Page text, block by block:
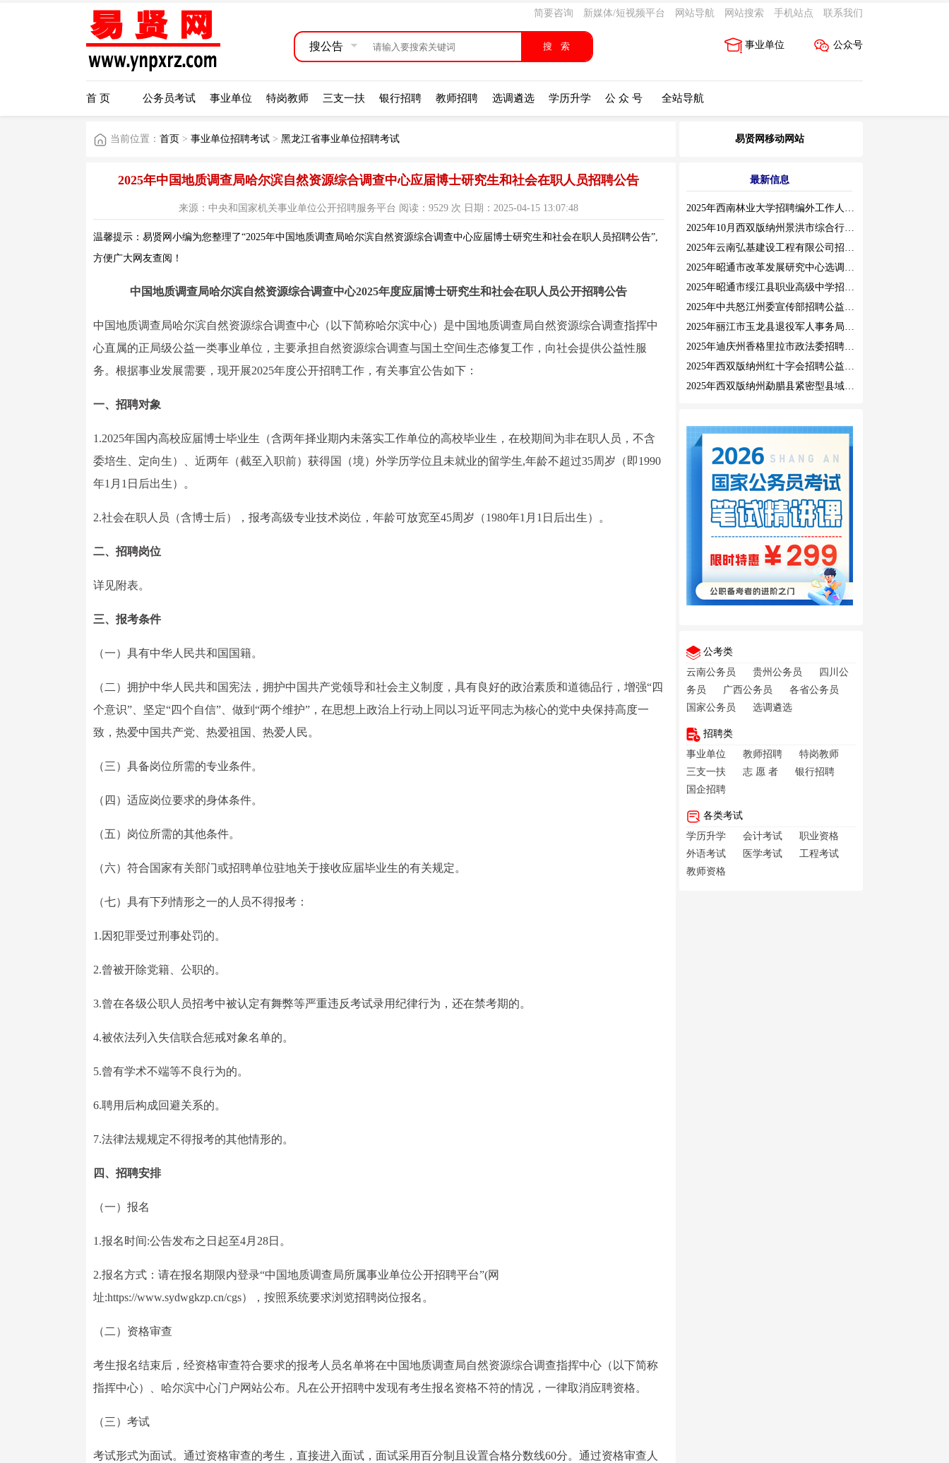
简要咨询 新媒体/短视频平台 网站导航 网站搜索 手机站点 联系我们
搜公告 公众号
事业单位
首 页 公务员考试 事业单位 特岗教师 三支一扶 银行招聘 教师招聘 选调遴选 学历升学 公 众 号 全站导航
当前位置： 首页 > 事业单位招聘考试 > 黑龙江省事业单位招聘考试
2025年中国地质调查局哈尔滨自然资源综合调查中心应届博士研究生和社会在职人员招聘公告
来源：中央和国家机关事业单位公开招聘服务平台 阅读：9529 次 日期：2025-04-15 13:07:48
温馨提示：易贤网小编为您整理了“2025年中国地质调查局哈尔滨自然资源综合调查中心应届博士研究生和社会在职人员招聘公告”,
方便广大网友查阅！
中国地质调查局哈尔滨自然资源综合调查中心2025年度应届博士研究生和社会在职人员公开招聘公告
中国地质调查局哈尔滨自然资源综合调查中心（以下简称哈尔滨中心）是中国地质调查局自然资源综合调查指挥中
心直属的正局级公益一类事业单位，主要承担自然资源综合调查与国土空间生态修复工作，向社会提供公益性服
务。根据事业发展需要，现开展2025年度公开招聘工作，有关事宜公告如下：
一、招聘对象
1.2025年国内高校应届博士毕业生（含两年择业期内未落实工作单位的高校毕业生，在校期间为非在职人员，不含
委培生、定向生）、近两年（截至入职前）获得国（境）外学历学位且未就业的留学生,年龄不超过35周岁（即1990
年1月1日后出生）。
2.社会在职人员（含博士后），报考高级专业技术岗位，年龄可放宽至45周岁（1980年1月1日后出生）。
二、招聘岗位
详见附表。
三、报考条件
（一）具有中华人民共和国国籍。
（二）拥护中华人民共和国宪法，拥护中国共产党领导和社会主义制度，具有良好的政治素质和道德品行，增强“四
个意识”、坚定“四个自信”、做到“两个维护”，在思想上政治上行动上同以习近平同志为核心的党中央保持高度一
致，热爱中国共产党、热爱祖国、热爱人民。
（三）具备岗位所需的专业条件。
（四）适应岗位要求的身体条件。
（五）岗位所需的其他条件。
（六）符合国家有关部门或招聘单位驻地关于接收应届毕业生的有关规定。
（七）具有下列情形之一的人员不得报考：
1.因犯罪受过刑事处罚的。
2.曾被开除党籍、公职的。
3.曾在各级公职人员招考中被认定有舞弊等严重违反考试录用纪律行为，还在禁考期的。
4.被依法列入失信联合惩戒对象名单的。
5.曾有学术不端等不良行为的。
6.聘用后构成回避关系的。
7.法律法规规定不得报考的其他情形的。
四、招聘安排
（一）报名
1.报名时间:公告发布之日起至4月28日。
2.报名方式：请在报名期限内登录“中国地质调查局所属事业单位公开招聘平台”(网
址:https://www.sydwgkzp.cn/cgs），按照系统要求浏览招聘岗位报名。
（二）资格审查
考生报名结束后，经资格审查符合要求的报考人员名单将在中国地质调查局自然资源综合调查指挥中心（以下简称
指挥中心）、哈尔滨中心门户网站公布。凡在公开招聘中发现有考生报名资格不符的情况，一律取消应聘资格。
（三）考试
考试形式为面试。通过资格审查的考生，直接进入面试，面试采用百分制且设置合格分数线60分。通过资格审查人
易贤网移动网站
最新信息
2025年西南林业大学招聘编外工作人员公告（三）
2025年10月西双版纳州景洪市综合行政执法局招聘人员公告
2025年云南弘基建设工程有限公司招聘公告
2025年昭通市改革发展研究中心选调工作人员职业素质测评通告
2025年昭通市绥江县职业高级中学招聘编外紧缺临聘数学教师公告
2025年中共怒江州委宣传部招聘公益性岗位公告
2025年丽江市玉龙县退役军人事务局公益性岗位招聘公告
2025年迪庆州香格里拉市政法委招聘公益性岗位公告
2025年西双版纳州红十字会招聘公益性岗位人员公告
2025年西双版纳州勐腊县紧密型县域医共体招聘编外人员公告
公考类
云南公务员
贵州公务员
四川公
务员
广西公务员
各省公务员
国家公务员
选调遴选
招聘类
事业单位
教师招聘
特岗教师
三支一扶
志 愿 者
银行招聘
国企招聘
各类考试
学历升学
会计考试
职业资格
外语考试
医学考试
工程考试
教师资格